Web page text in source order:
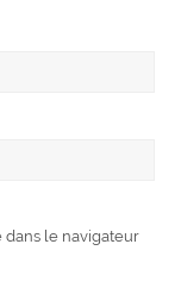
dans le navigateur